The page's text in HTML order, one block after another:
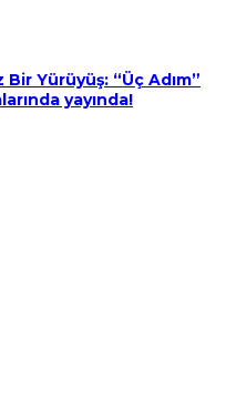
Yürüyüş: “Üç Adım”
yayında!